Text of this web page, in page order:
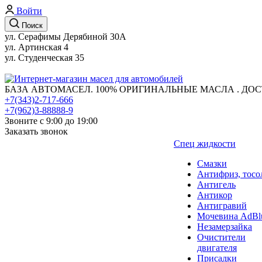
Войти
Поиск
ул. Серафимы Дерябиной 30А
ул. Артинская 4
ул. Студенческая 35
БАЗА АВТОМАСЕЛ. 100% ОРИГИНАЛЬНЫЕ МАСЛА .
+7(343)2-717-666
+7(962)3-88888-9
Звоните с 9:00 до 19:00
Заказать звонок
Спец жидкости
Смазки
Антифриз,
Антигель
Антикор
Антигравий
Мочевина
Незамерзайка
Очистители
двигателя
Присадки